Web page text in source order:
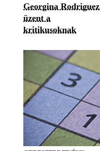
Georgina Rodriguez
üzent a
kritikusoknak